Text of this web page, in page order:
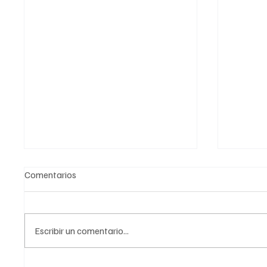
Comentarios
Escribir un comentario...